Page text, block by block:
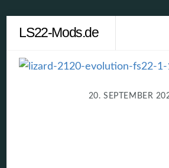
content
LS22-Mods.de
20. SEPTEMBER